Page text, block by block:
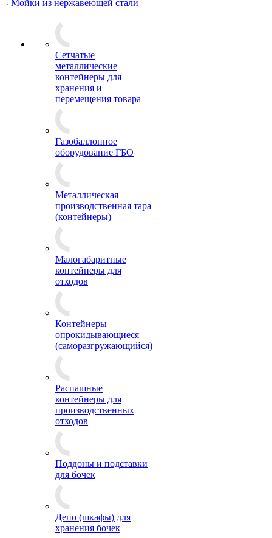
Мойки из нержавеющей стали
Сетчатые
металлические
контейнеры для
хранения и
перемещения товара
Газобаллонное
оборудование ГБО
Металлическая
производственная тара
(контейнеры)
Малогабаритные
контейнеры для
отходов
Контейнеры
опрокидывающиеся
(саморазгружающийся)
Распашные
контейнеры для
производственных
отходов
Поддоны и подставки
для бочек
Депо (шкафы) для
хранения бочек